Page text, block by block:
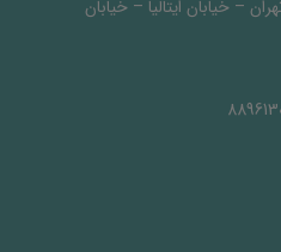
– خيابان ايتاليا – خيابان